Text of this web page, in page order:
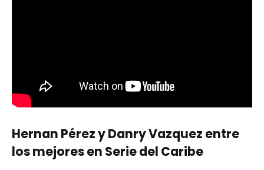
Hernan Pérez y Danry Vazquez entre
los mejores en Serie del Caribe